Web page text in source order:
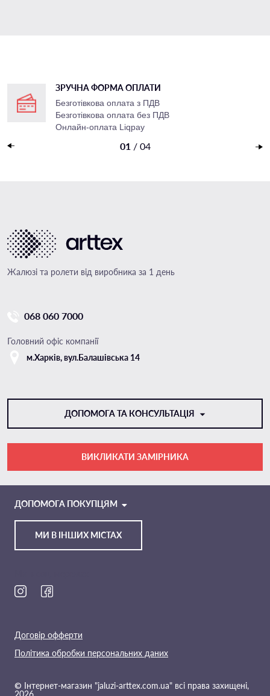
ЗРУЧНА ФОРМА ОПЛАТИ
Безготівкова оплата з ПДВ
Безготівкова оплата без ПДВ
Онлайн-оплата Liqpay
01 / 04
Жалюзі та ролети від виробника за 1 день
068 060 7000
Головний офіс компанії
м.Харкiв, вул.Балашівська 14
ДОПОМОГА ТА КОНСУЛЬТАЦІЯ
TELEGRAM
ВИКЛИКАТИ ЗАМІРНИКА
МИ В ІНШИХ МІСТАХ
ДОПОМОГА ПОКУПЦЯМ
© Інтернет-магазин "jaluzi-arttex.com.ua" всі права захищені,
2026.
Договір офферти
Політика обробки персональних даних